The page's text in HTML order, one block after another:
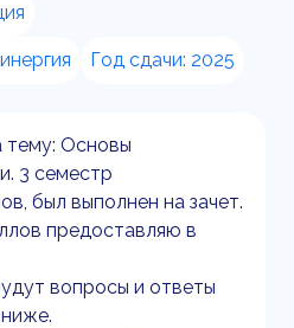
Год сдачи: 2025
тему: Основы
3 семестр
был выполнен на зачет.
предоставляю в
вопросы и ответы